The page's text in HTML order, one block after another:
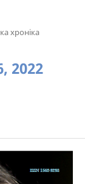
хроніка
2022